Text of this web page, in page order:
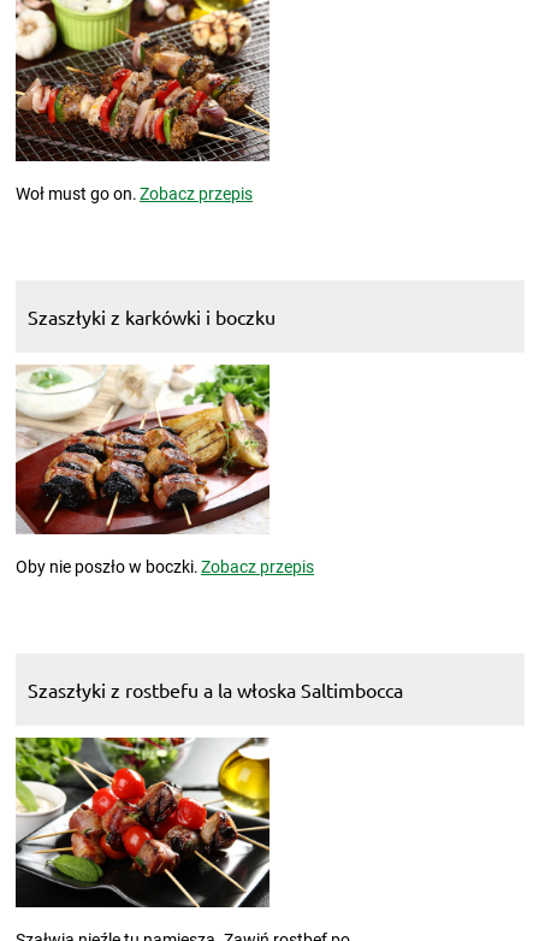
Woł must go on.Zobacz przepis
Szaszłyki z karkówki i boczku
Oby nie poszło w boczki.Zobacz przepis
Szaszłyki z rostbefu a la włoska Saltimbocca